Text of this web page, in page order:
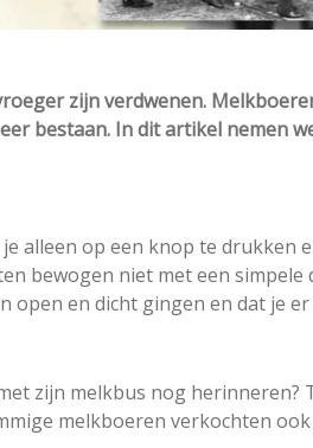
zijn verdwenen.
bestaan. In dit artikel nemen
alleen op een knop te drukken
bewogen niet met een
open en dicht gingen en dat je
zijn melkbus nog
melkboeren verkochten